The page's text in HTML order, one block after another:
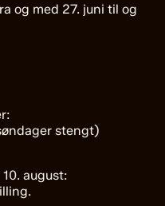
og med 27. juni til og
stengt)
august: